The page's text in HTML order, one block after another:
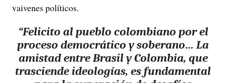
vaivenes políticos.
“Felicito al pueblo colombiano por el
proceso democrático y soberano… La
amistad entre Brasil y Colombia, que
trasciende ideologías, es fundamental